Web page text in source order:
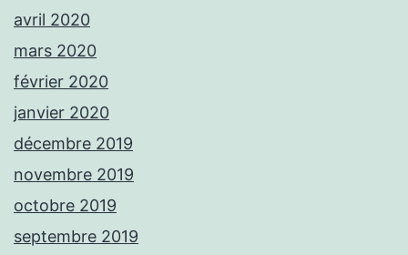
avril 2020
mars 2020
février 2020
janvier 2020
décembre 2019
novembre 2019
octobre 2019
septembre 2019